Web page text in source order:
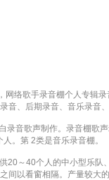
络歌手录音棚个人专
音、后期录音、音乐录
音歌声制作。录音棚
。第 2类是音乐录音棚。
～40个人的中小型乐
以看窗相隔。产量较大